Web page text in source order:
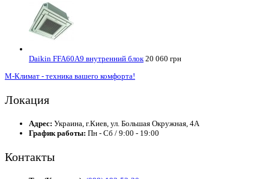
Daikin FFA60A9 внутренний блок 20 060 грн
М-Климат - техника вашего комфорта!
Локация
Адрес: Украина, г.Киев, ул. Большая Окружная, 4А
График работы: Пн - Сб / 9:00 - 19:00
Контакты